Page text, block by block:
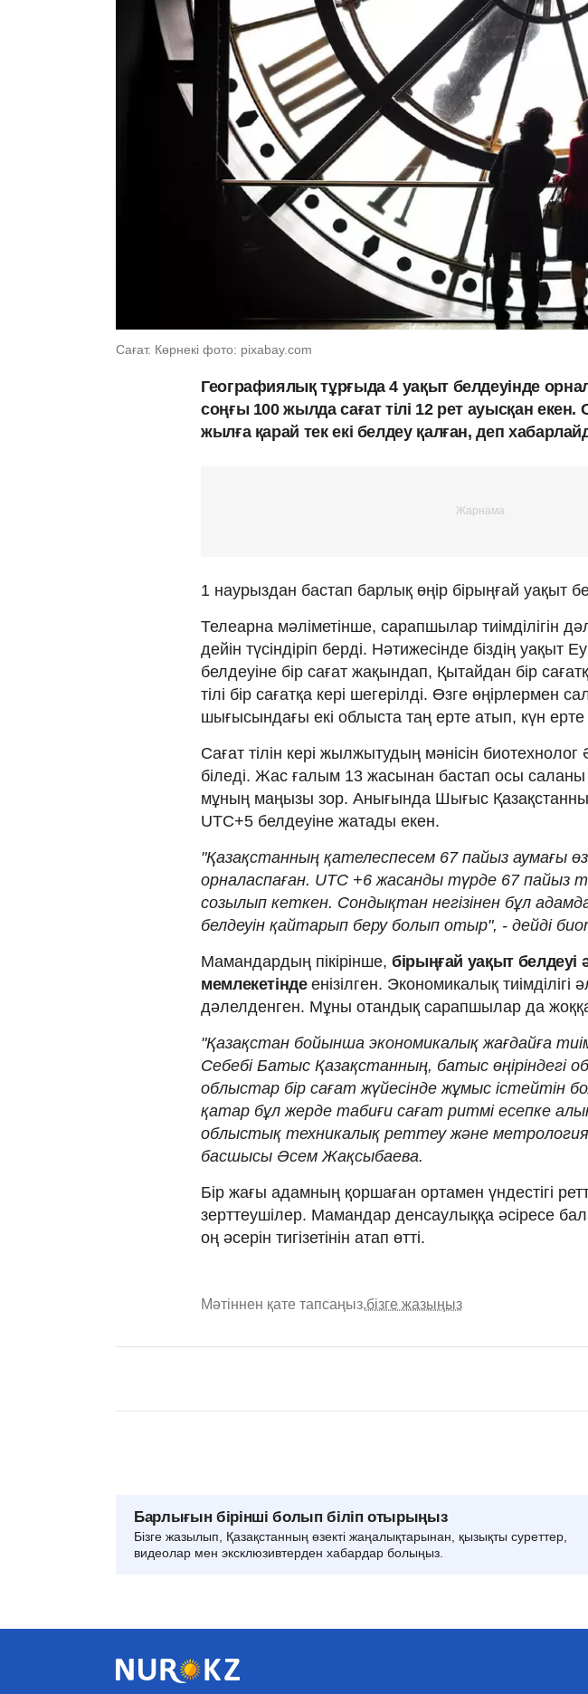
Сағат. Көрнекі фото: pixabay.com
Географиялық тұрғыда 4 уақыт белдеуінде
соңғы 100 жылда сағат тілі 12 рет ауысқан
жылға қарай тек екі белдеу қалған, деп
1 наурыздан бастап барлық өңір бірыңғай уақыт
Телеарна мәліметінше, сарапшылар тиімділігін
дейін түсіндіріп берді. Нәтижесінде біздің уақыт
белдеуіне бір сағат жақындап, Қытайдан бір
тілі бір сағатқа кері шегерілді. Өзге өңірлермен
шығысындағы екі облыста таң ерте атып, күн
Сағат тілін кері жылжытудың мәнісін
біледі. Жас ғалым 13 жасынан бастап осы саланы
мұның маңызы зор. Анығында Шығыс Қазақстанның
UTC+5 белдеуіне жатады екен.
"Қазақстанның қателеспесем 67 пайыз аумағы
орналаспаған. UTC +6 жасанды түрде 67 пайыз
созылып кеткен. Сондықтан негізінен бұл
белдеуін қайтарып беру болып отыр", - дейді
Мамандардың пікірінше, бірыңғай уақыт белдеуі
мемлекетіндеенізілген. Экономикалық тиімділігі
дәлелденген. Мұны отандық сарапшылар да
"Қазақстан бойынша экономикалық жағдайға
Себебі Батыс Қазақстанның, батыс өңіріндегі
облыстар бір сағат жүйесінде жұмыс істейтін
қатар бұл жерде табиғи сағат ритмі есепке
облыстық техникалық реттеу және метрология
басшысы Әсем Жақсыбаева.
Бір жағы адамның қоршаған ортамен үндестігі
зерттеушілер. Мамандар денсаулыққа әсіресе
оң әсерін тигізетінін атап өтті.
Мәтіннен қате тапсаңыз,бізге жазыңыз
Барлығын бірінші болып біліп отырыңыз
Бізге жазылып, Қазақстанның өзекті жаңалықтарынан, қызықты суреттер,
видеолар мен эксклюзивтерден хабардар болыңыз.